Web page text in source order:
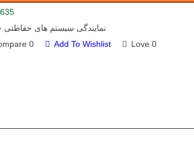
نمایندگی سیستم های حفاظتی
0 Add To Wishlist Love 0